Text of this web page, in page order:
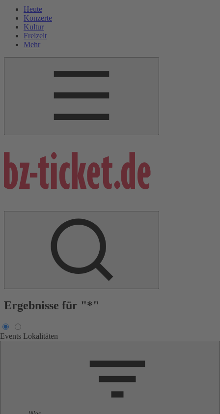
Heute
Konzerte
Kultur
Freizeit
Mehr
Ergebnisse für "*"
Events Lokalitäten